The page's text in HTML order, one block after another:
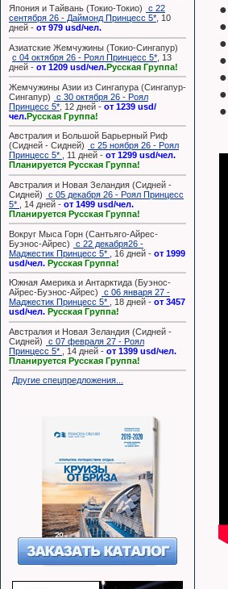
Япония и Тайвань (Токио-Токио)
с 22
сентября 26 - Даймонд Принцесс 5* , 10
дней - от 979 usd/чел.
Азиатские Жемчужины (Токио-Сингапур)
с 04 октября 26 - Роял Принцесс 5* , 13
дней - от 1209 usd/чел.Русская Группа!
Жемчужины Азии из Сингапура (Сингапур-
Сингапур)
с 30 октября 26 - Роял
Принцесс 5* , 12 дней - от 1239 usd/
чел.Русская Группа!
Австралия и Большой Барьерный Риф
(Сидней - Сидней)
с 25 ноября 26 - Роял
Принцесс 5*
, 11 дней - от 1299 usd/чел.
Планируется Русская Группа!
Австралия и Новая Зеландия (Сидней -
Сидней)
с 05 декабря 26 - Роял Принцесс
5*
, 14 дней - от 1499 usd/чел.
Планируется Русская Группа!
Вокруг Мыса Горн (Сантьяго-Айрес-
Буэнос-Айрес)
с 22 декабря26 -
Маджестик Принцесс 5*
, 16 дней - от 1999
usd/чел. Русская Группа!
Южная Америка и Антарктида (Буэнос-
Айрес-Буэнос-Айрес)
с 06 января 27 -
Маджестик Принцесс 5*
, 18 дней - от 3457
usd/чел. Русская Группа!
Австралия и Новая Зеландия (Сидней -
Сидней)
с 07 февраля 27 - Роял
Принцесс 5*
, 14 дней - от 1399 usd/чел.
Планируется Русская Группа!
Другие спецпредложения...